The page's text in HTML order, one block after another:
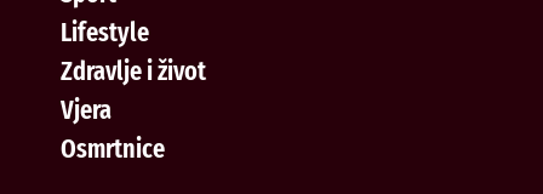
Lifestyle
Zdravlje i život
Vjera
Osmrtnice